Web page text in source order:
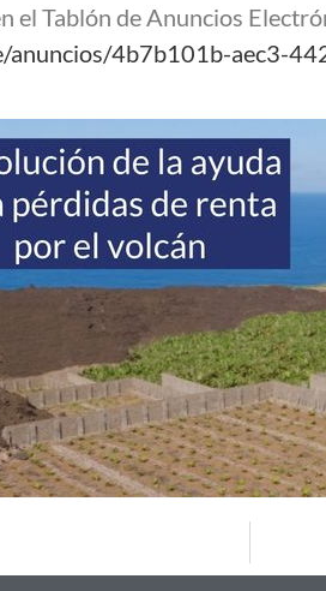
el Tablón de Anuncios
anuncios/4b7b101b-aec3-